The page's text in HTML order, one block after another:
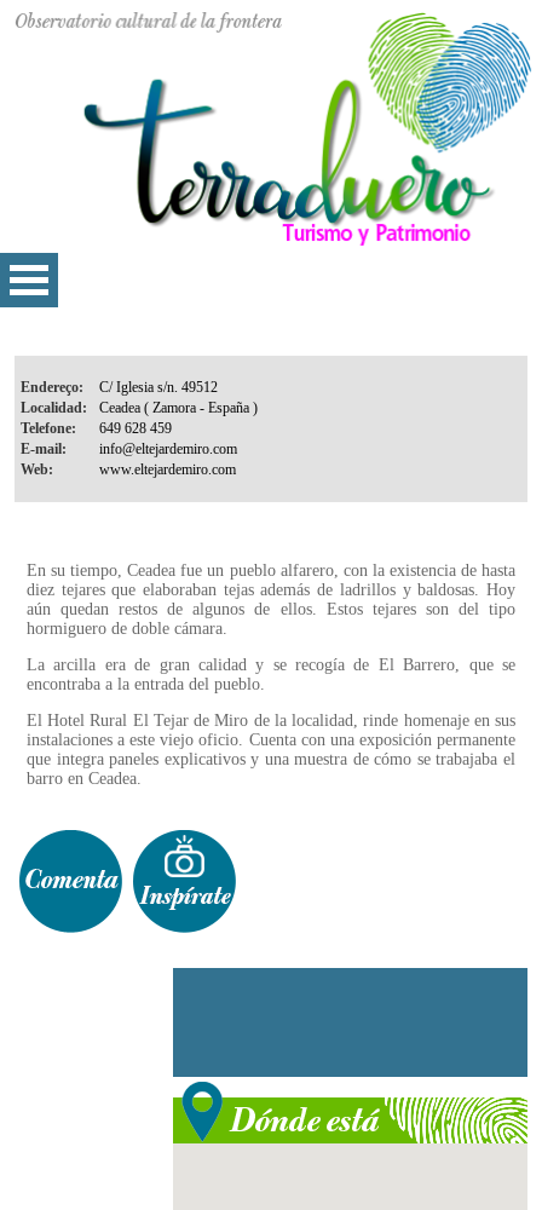
Endereço:
Localidad:
Telefone:
E-mail:
Web:
En su tiempo, Ceadea fue un pueblo alfarero, con la existencia de hasta
diez tejares que elaboraban tejas además de ladrillos y baldosas. Hoy
aún quedan restos de algunos de ellos. Estos tejares son del tipo
hormiguero de doble cámara.
La arcilla era de gran calidad y se recogía de El Barrero, que se
encontraba a la entrada del pueblo.
El Hotel Rural El Tejar de Miro de la localidad, rinde homenaje en sus
instalaciones a este viejo oficio. Cuenta con una exposición permanente
que integra paneles explicativos y una muestra de cómo se trabajaba el
barro en Ceadea.